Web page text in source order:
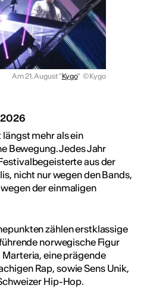
Am 21. August "Kygo" © Kygo
2026
mehr als ein
Bewegung. Jedes Jahr
aus der
nicht nur wegen den Bands,
der einmaligen
zählen erstklassige
norwegische Figur
eine prägende
Rap, sowie Sens Unik,
Hip-Hop.